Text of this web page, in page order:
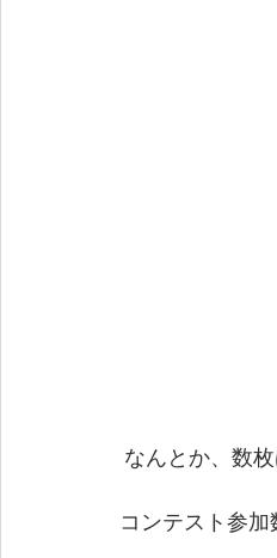
なんとか、数
コンテスト参